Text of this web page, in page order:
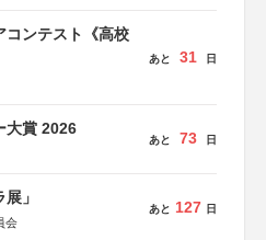
コンテスト《高校
あと 31 日
大賞 2026
あと 73 日
」
会
あと 127 日